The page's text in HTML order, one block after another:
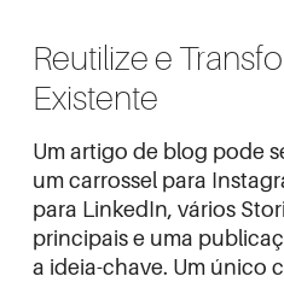
Reutilize e
Existente
Um artigo de blog pode
um carrossel para
para LinkedIn, vários
principais e uma
a ideia-chave. Um único